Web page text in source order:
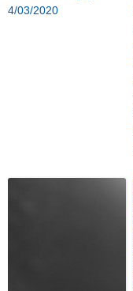
4/03/2020